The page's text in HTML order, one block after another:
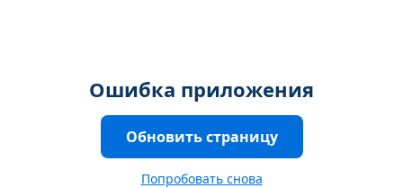
Ошибка приложения
Обновить страницу
Попробовать снова